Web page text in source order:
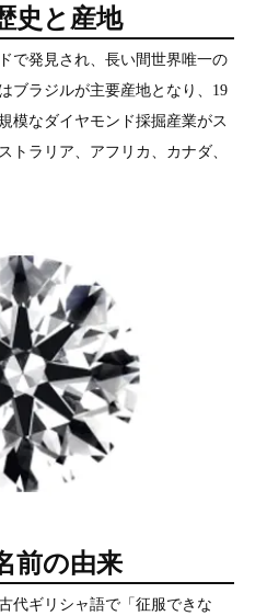
史と産地
で発見され、長い間世界唯一の
ブラジルが主要産地となり、19
模なダイヤモンド採掘産業がス
トラリア、アフリカ、カナダ、
前の由来
代ギリシャ語で「征服できな